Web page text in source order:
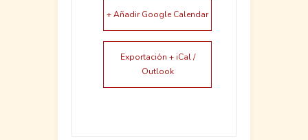
+ Añadir Google Calendar
Exportación + iCal /
Outlook